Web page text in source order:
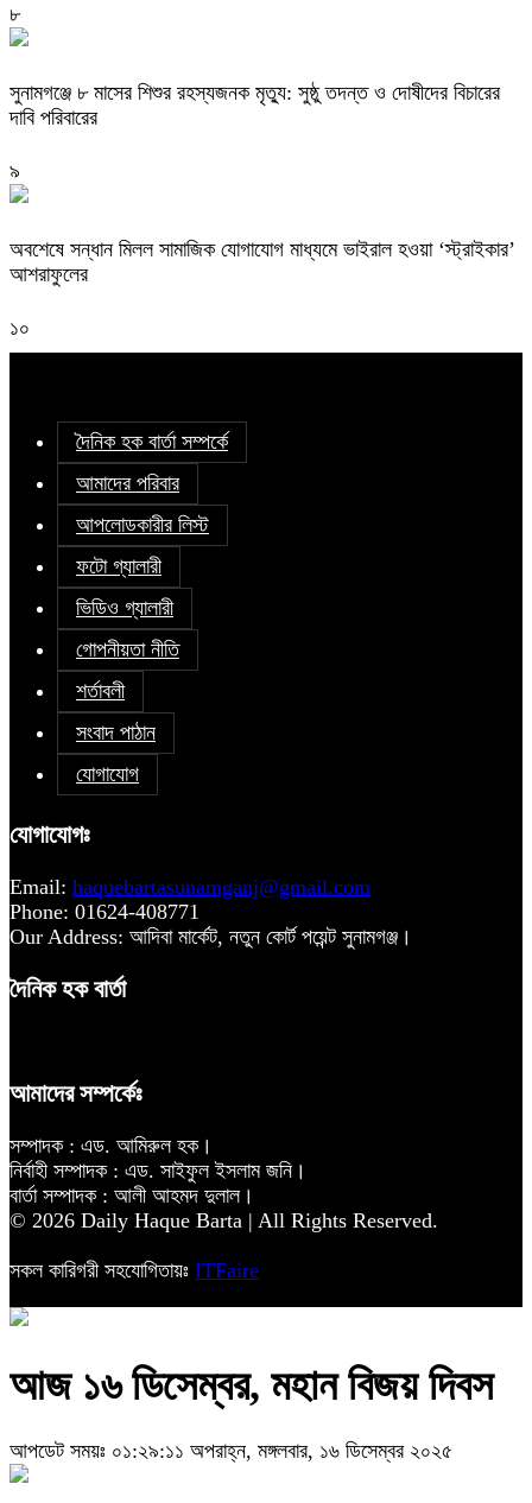
৮
সুনামগঞ্জে ৮ মাসের শিশুর রহস্যজনক মৃত্যু: সুষ্ঠু তদন্ত ও দোষীদের বিচারের
দাবি পরিবারের
৯
অবশেষে সন্ধান মিলল সামাজিক যোগাযোগ মাধ্যমে ভাইরাল হওয়া ‘স্ট্রাইকার’
আশরাফুলের
১০
দৈনিক হক বার্তা সম্পর্কে
আমাদের পরিবার
আপলোডকারীর লিস্ট
ফটো গ্যালারী
ভিডিও গ্যালারী
গোপনীয়তা নীতি
শর্তাবলী
সংবাদ পাঠান
যোগাযোগ
যোগাযোগঃ
Email: haquebartasunamganj@gmail.com
Phone: 01624-408771
Our Address: আদিবা মার্কেট, নতুন কোর্ট পয়েন্ট সুনামগঞ্জ।
দৈনিক হক বার্তা
আমাদের সম্পর্কেঃ
সম্পাদক : এড. আমিরুল হক।
নির্বাহী সম্পাদক : এড. সাইফুল ইসলাম জনি।
বার্তা সম্পাদক : আলী আহমদ দুলাল।
© 2026 Daily Haque Barta | All Rights Reserved.
সকল কারিগরী সহযোগিতায়ঃ ITFaire
আজ ১৬ ডিসেম্বর, মহান বিজয় দিবস
আপডেট সময়ঃ ০১:২৯:১১ অপরাহ্ন, মঙ্গলবার, ১৬ ডিসেম্বর ২০২৫